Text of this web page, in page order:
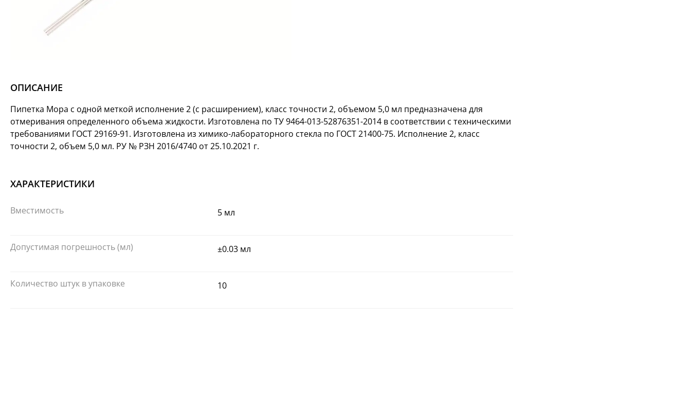
ОПИСАНИЕ
Пипетка Мора с одной меткой исполнение 2 (с расширением), класс точности 2, объемом 5,0 мл предназначена для
отмеривания определенного объема жидкости. Изготовлена по ТУ 9464-013-52876351-2014 в соответствии с техническими
требованиями ГОСТ 29169-91. Изготовлена из химико-лабораторного стекла по ГОСТ 21400-75. Исполнение 2, класс
точности 2, объем 5,0 мл. РУ № РЗН 2016/4740 от 25.10.2021 г.
ХАРАКТЕРИСТИКИ
Вместимость 5 мл
Допустимая погрешность (мл) ±0.03 мл
Количество штук в упаковке 10